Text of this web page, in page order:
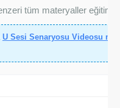
tüm materyaller eğitim
U Sesi Senaryosu Videosu